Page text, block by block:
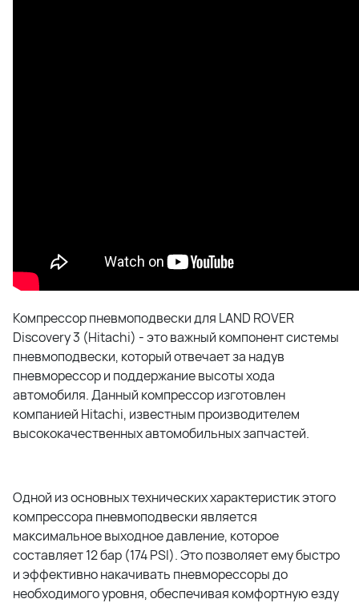
Компрессор пневмоподвески для LAND ROVER
Discovery 3 (Hitachi) - это важный компонент системы
пневмоподвески, который отвечает за надув
пневморессор и поддержание высоты хода
автомобиля. Данный компрессор изготовлен
компанией Hitachi, известным производителем
высококачественных автомобильных запчастей.
Одной из основных технических характеристик этого
компрессора пневмоподвески является
максимальное выходное давление, которое
составляет 12 бар (174 PSI). Это позволяет ему быстро
и эффективно накачивать пневморессоры до
необходимого уровня, обеспечивая комфортную езду